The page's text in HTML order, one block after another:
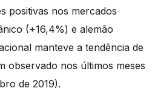
positivas nos mercados
(+16,4%) e alemão
manteve a tendência de
observado nos últimos meses
de 2019).